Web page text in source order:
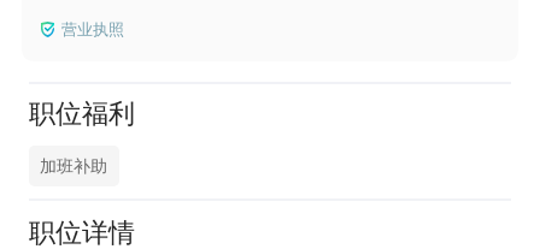
营业执照
职位福利
加班补助
职位详情